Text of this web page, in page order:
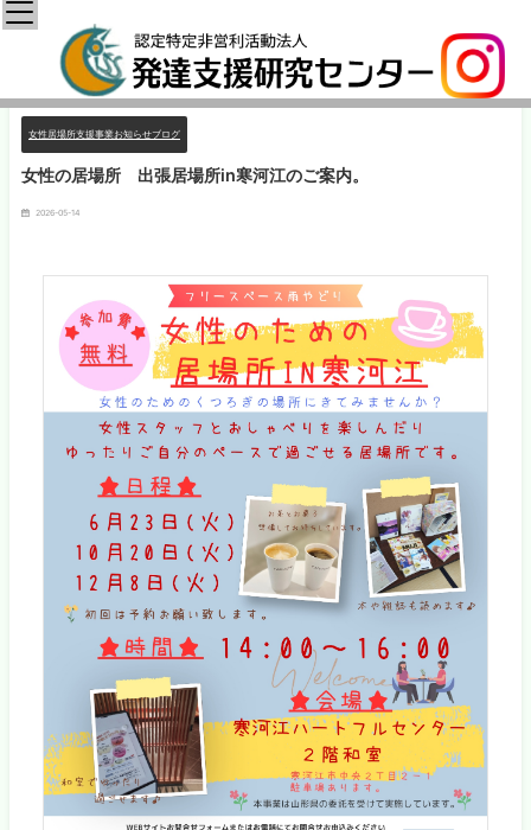
女性居場所支援事業お知らせブログ
女性の居場所 出張居場所in寒河江のご案内。
2026-05-14